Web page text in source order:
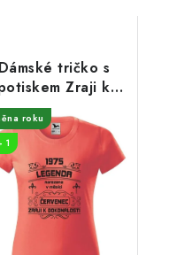
Dámské tričko s
Zraji k
dokonalosti
roku
1